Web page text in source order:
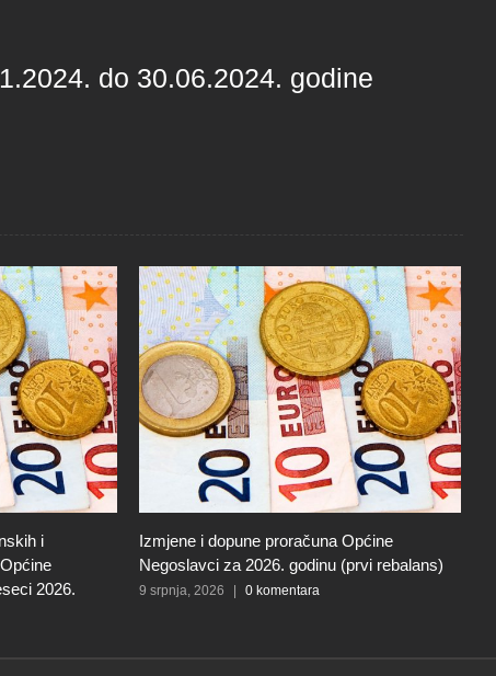
do 30.06.2024. godine
i
2026.
Izmjene i dopune proračuna Općine
Negoslavci za 2026. godinu (prvi rebalans)
9 srpnja, 2026 0 komentara